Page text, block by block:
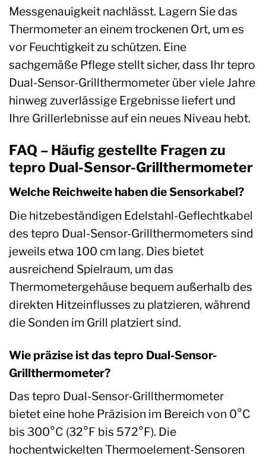
Messgenauigkeit nachlässt. Lagern Sie das
Thermometer an einem trockenen Ort, um es
vor Feuchtigkeit zu schützen. Eine
sachgemäße Pflege stellt sicher, dass Ihr tepro
Dual-Sensor-Grillthermometer über viele Jahre
hinweg zuverlässige Ergebnisse liefert und
Ihre Grillerlebnisse auf ein neues Niveau hebt.
FAQ – Häufig gestellte Fragen zu
tepro Dual-Sensor-Grillthermometer
Welche Reichweite haben die Sensorkabel?
Die hitzebeständigen Edelstahl-Geflechtkabel
des tepro Dual-Sensor-Grillthermometers sind
jeweils etwa 100 cm lang. Dies bietet
ausreichend Spielraum, um das
Thermometergehäuse bequem außerhalb des
direkten Hitzeinflusses zu platzieren, während
die Sonden im Grill platziert sind.
Wie präzise ist das tepro Dual-Sensor-
Grillthermometer?
Das tepro Dual-Sensor-Grillthermometer
bietet eine hohe Präzision im Bereich von 0°C
bis 300°C (32°F bis 572°F). Die
hochentwickelten Thermoelement-Sensoren